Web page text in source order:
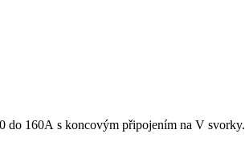
do 160A s koncovým připojením na V svorky.